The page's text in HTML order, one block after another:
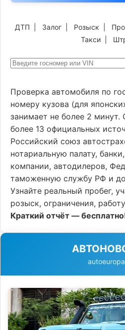
ДТП Залог Розыск
Такси|
Проверка автомобиля по
номеру кузова (для
занимает не более 2 минут.
более 13 официальных
Российский союз
нотариальную палату,
компании, автодилеров,
таможенную службу РФ и
Узнайте реальный пробег,
розыск, ограничения,
Краткий отчёт —